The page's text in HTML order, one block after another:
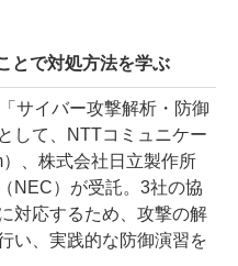
とで対処方法を学ぶ
サイバー攻撃解析・防御
して、NTTコミュニケー
、株式会社日立製作所
NEC）が受託。3社の協
対応するため、攻撃の解
い、実践的な防御演習を